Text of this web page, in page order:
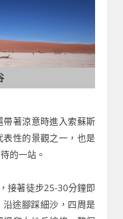
著涼意時進入索蘇斯
性的景觀之一，也是
的一站。
接著徒步25-30分鐘即
途腳踩細沙，四周是